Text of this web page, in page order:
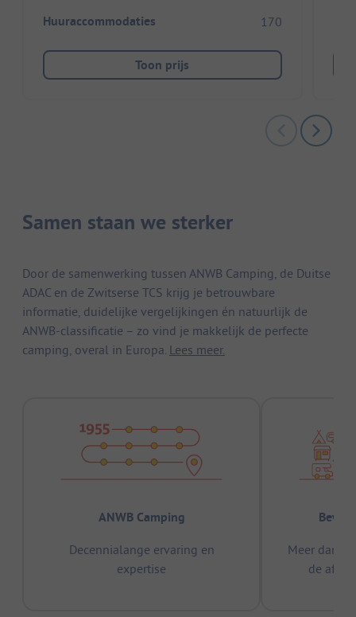
Huuraccommodaties 170
Toon prijs
Samen staan we sterker
Door de samenwerking tussen ANWB Camping, de Duitse
ADAC en de Zwitserse TCS krijg je betrouwbare
informatie, duidelijke vergelijkingen én natuurlijk de
ANWB-classificatie – zo vind je makkelijk de perfecte
camping, overal in Europa. Lees meer.
ANWB Camping
Decennialange ervaring en
expertise
Meer dan
de